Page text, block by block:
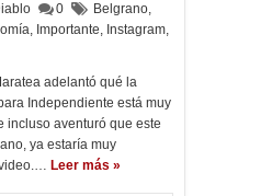
0 Belgrano,
, Importante, Instagram,
adelantó qué la
Independiente está muy
incluso aventuró que este
ya estaría muy
Leer más »